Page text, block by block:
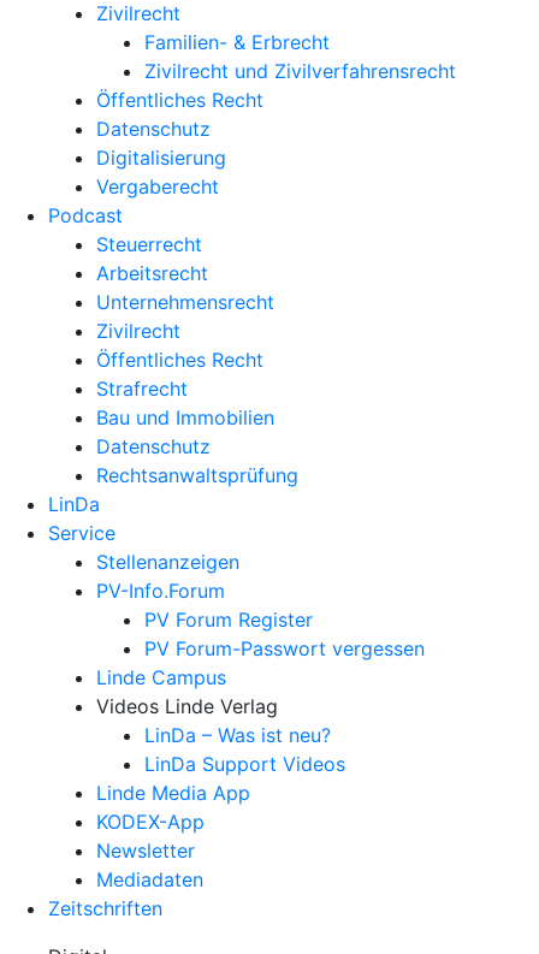
Zivilrecht
Familien- & Erbrecht
Zivilrecht und Zivilverfahrensrecht
Öffentliches Recht
Datenschutz
Digitalisierung
Vergaberecht
Podcast
Steuerrecht
Arbeitsrecht
Unternehmens­recht
Zivilrecht
Öffentliches Recht
Strafrecht
Bau und Immobilien
Datenschutz
Rechtsanwalts­prüfung
LinDa
Service
Stellenanzeigen
PV-Info.Forum
PV Forum Register
PV Forum-Passwort vergessen
Linde Campus
Videos Linde Verlag
LinDa – Was ist neu?
LinDa Support Videos
Linde Media App
KODEX-App
Newsletter
Mediadaten
Zeitschriften